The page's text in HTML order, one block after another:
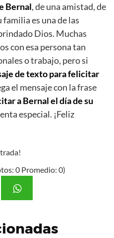
Bernal, de una amistad, de
es una de las
Dios. Muchas
con esa persona tan
o trabajo, pero si
de texto para felicitar
el mensaje con la frase
a Bernal el día de su
especial. ¡Feliz
0 Promedio: 0)